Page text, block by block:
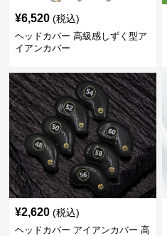
¥6,520 (税込)
ヘッドカバー 高級感しずく型ア
イアンカバー
¥2,620 (税込)
ヘッドカバー アイアンカバー 高